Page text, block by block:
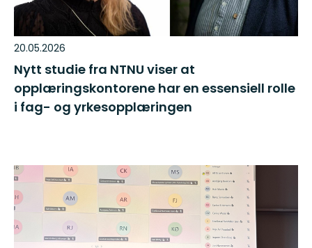
20.05.2026
Nytt studie fra NTNU viser at
opplæringskontorene har en essensiell rolle
i fag- og yrkesopplæringen